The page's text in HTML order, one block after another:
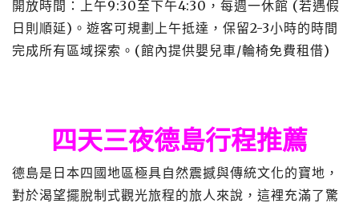
開放時間：上午9:30至下午4:30，每週一休館 (若遇假
日則順延)。遊客可規劃上午抵達，保留2-3小時的時間
完成所有區域探索。(館內提供嬰兒車/輪椅免費租借)
四天三夜德島行程推薦
德島是日本四國地區極具自然震撼與傳統文化的寶地，
對於渴望擺脫制式觀光旅程的旅人來說，這裡充滿了驚